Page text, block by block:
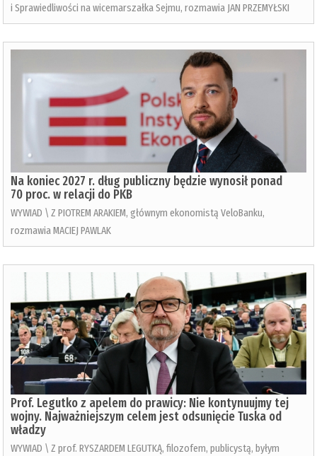
i Sprawiedliwości na wicemarszałka Sejmu, rozmawia JAN PRZEMYŁSKI
Na koniec 2027 r. dług publiczny będzie wynosił ponad
70 proc. w relacji do PKB
WYWIAD \ Z PIOTREM ARAKIEM, głównym ekonomistą VeloBanku,
rozmawia MACIEJ PAWLAK
Prof. Legutko z apelem do prawicy: Nie kontynuujmy tej
wojny. Najważniejszym celem jest odsunięcie Tuska od
władzy
WYWIAD \ Z prof. RYSZARDEM LEGUTKĄ, filozofem, publicystą, byłym